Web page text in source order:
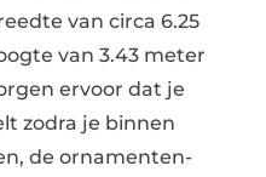
van circa 6.25
van 3.43 meter
ervoor dat je
zodra je binnen
de ornamenten-